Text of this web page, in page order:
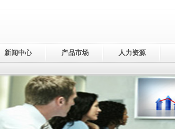
新闻中心 产品市场 人力资源